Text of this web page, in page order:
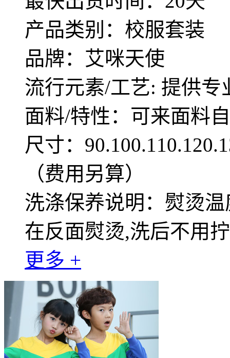
产品类别：校服套装
品牌：艾咪天使
流行元素/工艺: 提供专
面料/特性：可来面料
尺寸：
（费用另算）
洗涤保养说明：熨烫
在反面熨烫,洗后不用
更多 +